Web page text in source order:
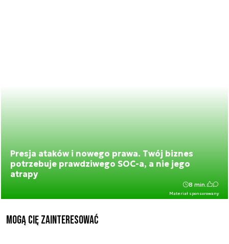
Presja ataków i nowego prawa. Twój biznes
potrzebuje prawdziwego SOC-a, a nie jego
atrapy
Materiał sponsorowany
8 min.
Mogą Cię zainteresować